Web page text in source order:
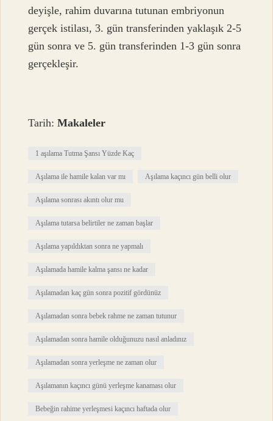
deyişle, rahim duvarına tutunan embriyonun
gerçek istilası, 3. gün transferinden yaklaşık 2-5
gün sonra ve 5. gün transferinden 1-3 gün sonra
gerçekleşir.
Tarih:Makaleler
1 aşılama Tutma Şansı Yüzde Kaç
Aşılama ile hamile kalan var mı Aşılama kaçıncı gün belli olur
Aşılama sonrası akıntı olur mu
Aşılama tutarsa belirtiler ne zaman başlar
Aşılama yapıldıktan sonra ne yapmalı
Aşılamada hamile kalma şansı ne kadar
Aşılamadan kaç gün sonra pozitif gördünüz
Aşılamadan sonra bebek rahme ne zaman tutunur
Aşılamadan sonra hamile olduğunuzu nasıl anladınız
Aşılamadan sonra yerleşme ne zaman olur
Aşılamanın kaçıncı günü yerleşme kanaması olur
Bebeğin rahime yerleşmesi kaçıncı haftada olur